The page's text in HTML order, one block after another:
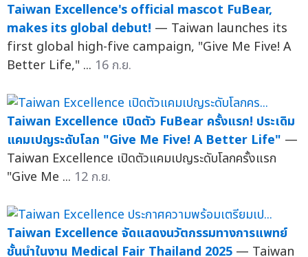
Taiwan Excellence's official mascot FuBear,
makes its global debut! — Taiwan launches its
first global high-five campaign, "Give Me Five! A
Better Life," ... 16 ก.ย.
Taiwan Excellence เปิดตัว FuBear ครั้งแรก! ประเดิม
แคมเปญระดับโลก "Give Me Five! A Better Life" —
Taiwan Excellence เปิดตัวแคมเปญระดับโลกครั้งแรก
"Give Me ... 12 ก.ย.
Taiwan Excellence จัดแสดงนวัตกรรมทางการแพทย์
ชั้นนำในงาน Medical Fair Thailand 2025 — Taiwan